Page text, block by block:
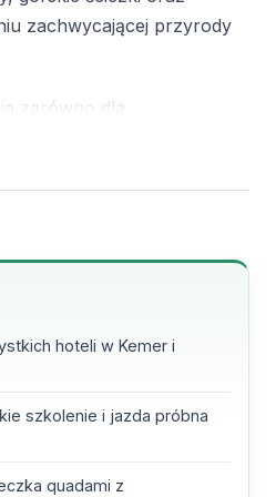
zachwycającej przyrody
zarówno dla
doświadczonych
doświadczenie.
w Kemer – Bez
możliwość odkrywania
w zupełnie inny
wszystkim
hoteli w Kemer i
szkolenie i jazda próbna
quadami z